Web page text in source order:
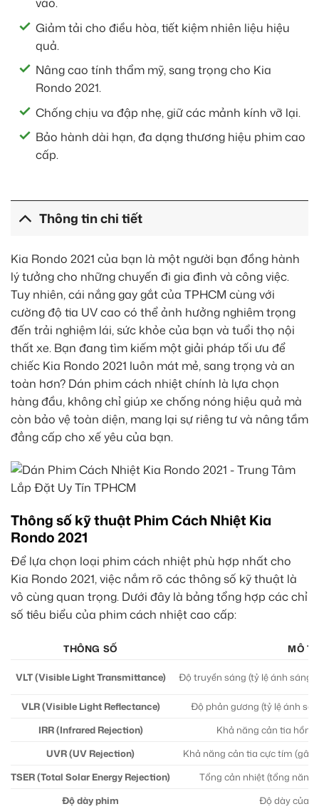
Giảm tải cho điều hòa, tiết kiệm nhiên liệu hiệu
quả.
Nâng cao tính thẩm mỹ, sang trọng cho Kia
Rondo 2021.
Chống chịu va đập nhẹ, giữ các mảnh kính vỡ lại.
Bảo hành dài hạn, đa dạng thương hiệu phim cao
cấp.
Thông tin chi tiết
Kia Rondo 2021 của bạn là một người bạn đồng hành
lý tưởng cho những chuyến đi gia đình và công việc.
Tuy nhiên, cái nắng gay gắt của TPHCM cùng với
cường độ tia UV cao có thể ảnh hưởng nghiêm trọng
đến trải nghiệm lái, sức khỏe của bạn và tuổi thọ nội
thất xe. Bạn đang tìm kiếm một giải pháp tối ưu để
chiếc Kia Rondo 2021 luôn mát mẻ, sang trọng và an
toàn hơn? Dán phim cách nhiệt chính là lựa chọn
hàng đầu, không chỉ giúp xe chống nóng hiệu quả mà
còn bảo vệ toàn diện, mang lại sự riêng tư và nâng tầm
đẳng cấp cho xế yêu của bạn.
Thông số kỹ thuật Phim Cách Nhiệt Kia
Rondo 2021
Để lựa chọn loại phim cách nhiệt phù hợp nhất cho
Kia Rondo 2021, việc nắm rõ các thông số kỹ thuật là
vô cùng quan trọng. Dưới đây là bảng tổng hợp các chỉ
số tiêu biểu của phim cách nhiệt cao cấp:
THÔNG SỐ MÔ
VLT (Visible Light Transmittance) Độ truyền sáng (tỷ lệ ánh sáng
VLR (Visible Light Reflectance)
Độ phản gương (tỷ lệ ánh
IRR (Infrared Rejection)
Khả năng cản tia
UVR (UV Rejection)
Khả năng cản tia cực tím (gây
TSER (Total Solar Energy Rejection)
Tổng cản nhiệt (tổng năng
Độ dày phim
Độ dày của